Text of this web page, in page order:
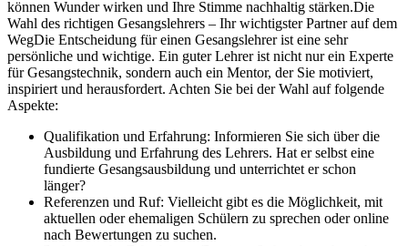
können Wunder wirken und Ihre Stimme nachhaltig stärken.Die
Wahl des richtigen Gesangslehrers – Ihr wichtigster Partner auf dem
WegDie Entscheidung für einen Gesangslehrer ist eine sehr
persönliche und wichtige. Ein guter Lehrer ist nicht nur ein Experte
für Gesangstechnik, sondern auch ein Mentor, der Sie motiviert,
inspiriert und herausfordert. Achten Sie bei der Wahl auf folgende
Aspekte:
Qualifikation und Erfahrung: Informieren Sie sich über die
Ausbildung und Erfahrung des Lehrers. Hat er selbst eine
fundierte Gesangsausbildung und unterrichtet er schon
länger?
Referenzen und Ruf: Vielleicht gibt es die Möglichkeit, mit
aktuellen oder ehemaligen Schülern zu sprechen oder online
nach Bewertungen zu suchen.